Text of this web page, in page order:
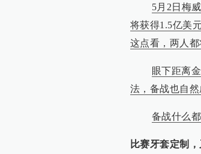
5月2日梅
将获得1.5亿美
这点看，两人
眼下距离
法，备战也自然
备战什么
比赛牙套定制